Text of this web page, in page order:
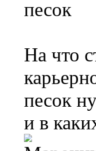
На что
песок
и в